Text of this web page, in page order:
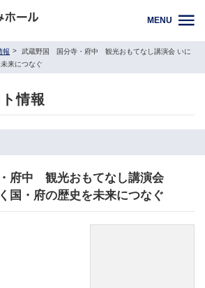
MENU
報
武蔵野国 国分寺・府中 観光おもてなし講演会 いに
来につなぐ
情報
府中 観光おもてなし講演会
国・府の歴史を未来につなぐ